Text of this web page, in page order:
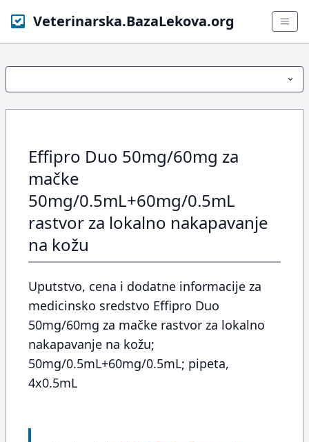
Veterinarska.BazaLekova.org
Effipro Duo 50mg/60mg za
mačke
50mg/0.5mL+60mg/0.5mL
rastvor za lokalno nakapavanje
na kožu
Uputstvo, cena i dodatne informacije za
medicinsko sredstvo Effipro Duo
50mg/60mg za mačke rastvor za lokalno
nakapavanje na kožu;
50mg/0.5mL+60mg/0.5mL; pipeta,
4x0.5mL